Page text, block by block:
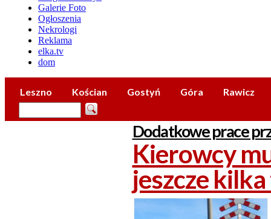
Galerie Foto
Ogłoszenia
Nekrologi
Reklama
elka.tv
dom
Leszno Kościan Gostyń Góra Rawicz
Dodatkowe prace
Kierowcy
jeszcze